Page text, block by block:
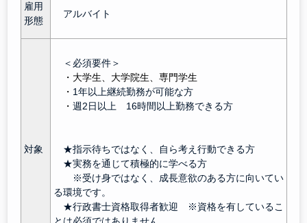
雇用
形態
アルバイト
対象
＜必須要件＞
・大学生、大学院生、専門学生
・ 1年以上継続勤務が可能な方
・ 週2日以上 16時間以上勤務できる方
★指示待ちではなく、自ら考え行動できる方
★実務を通じて積極的に学べる方
※受け身ではなく、成長意欲のある方に向いてい
る環境です。
★行政書士資格取得者歓迎 ※資格を有しているこ